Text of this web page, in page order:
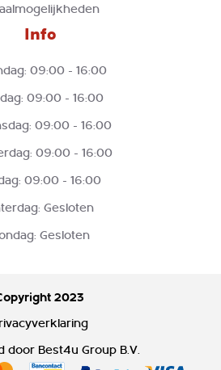
Info
09:00 - 16:00
09:00 - 16:00
09:00 - 16:00
09:00 - 16:00
09:00 - 16:00
Gesloten
Gesloten
2023
door Best4u Group B.V.